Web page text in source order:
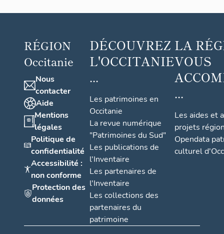
RÉGION
Occitanie
Nous
contacter
Aide
Mentions
légales
Politique de
confidentialité
Accessibilité :
non conforme
Protection des
données
DÉCOUVREZ
L'OCCITANIE
...
Les patrimoines en
Occitanie
La revue numérique
"Patrimoines du Sud"
Les publications de
l'Inventaire
Les partenaires de
l'Inventaire
Les collections des
partenaires du
patrimoine
LA
VOUS
...
Les aides et
projets
Opendata
culturel